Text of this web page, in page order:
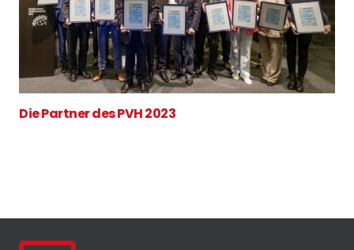
Die Partner des PVH 2023